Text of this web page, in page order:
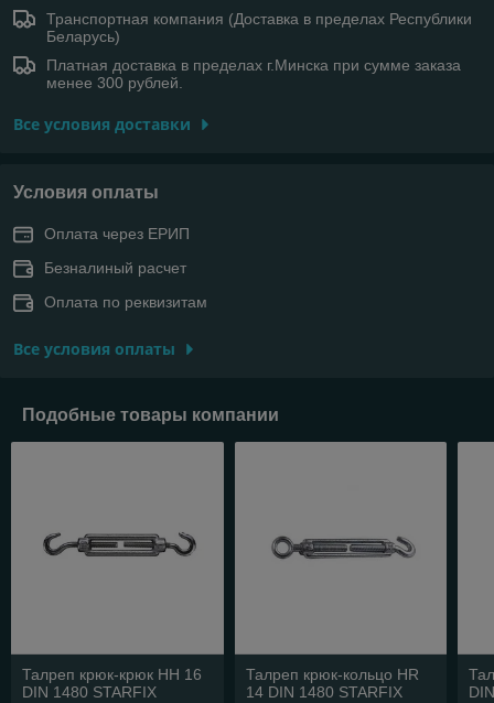
Транспортная компания (Доставка в пределах Республики
Беларусь)
Платная доставка в пределах г.Минска при сумме заказа
менее 300 рублей.
Все условия доставки
Условия оплаты
Оплата через ЕРИП
Безналиный расчет
Оплата по реквизитам
Все условия оплаты
Подобные товары компании
Талреп крюк-крюк HH 16
DIN 1480 STARFIX
Талреп крюк-кольцо HR
14 DIN 1480 STARFIX